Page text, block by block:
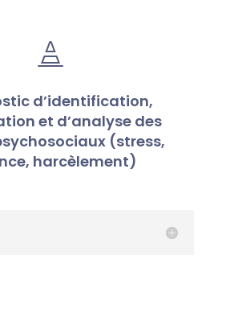

d’identification,
et d’analyse des
(stress,
harcèlement)